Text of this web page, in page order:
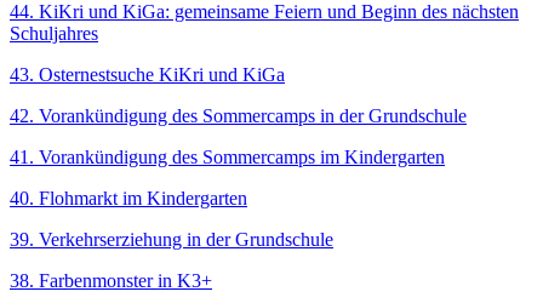
44. KiKri und KiGa: gemeinsame Feiern und Beginn des nächsten
Schuljahres
43. Osternestsuche KiKri und KiGa
42. Vorankündigung des Sommercamps in der Grundschule
41. Vorankündigung des Sommercamps im Kindergarten
40. Flohmarkt im Kindergarten
39. Verkehrserziehung in der Grundschule
38. Farbenmonster in K3+